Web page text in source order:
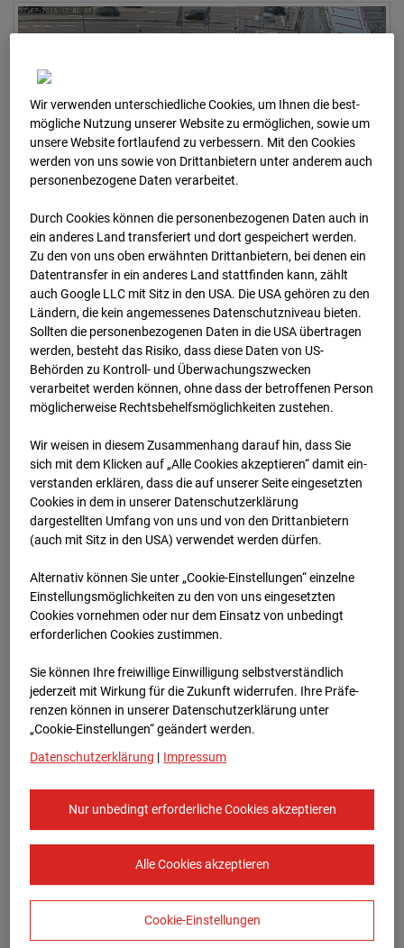
02.07.2026
03.07.2026
Wir verwenden unterschiedliche Cookies, um Ihnen die best­
mögliche Nutzung unserer Website zu ermöglichen, sowie um
unsere Website fortlaufend zu verbessern. Mit den Cookies
werden von uns sowie von Drittanbietern unter anderem auch
personenbezogene Daten verarbeitet.
Durch Cookies können die personenbezogenen Daten auch in
ein anderes Land transferiert und dort gespeichert werden.
Zu den von uns oben erwähnten Drittanbietern, bei denen ein
Datentransfer in ein anderes Land stattfinden kann, zählt
auch Google LLC mit Sitz in den USA. Die USA gehören zu den
Ländern, die kein angemessenes Datenschutzniveau bieten.
Sollten die personenbezogenen Daten in die USA übertragen
werden, besteht das Risiko, dass diese Daten von US-
Behörden zu Kontroll- und Überwachungszwecken
verarbeitet werden können, ohne dass der betroffenen Person
möglicherweise Rechtsbehelfsmöglichkeiten zustehen.
Wir weisen in diesem Zusammenhang darauf hin, dass Sie
sich mit dem Klicken auf „Alle Cookies akzeptieren“ damit ein­
ver­standen erklären, dass die auf unserer Seite eingesetzten
Cookies in dem in unserer Datenschutzerklärung
dargestellten Umfang von uns und von den Drittanbietern
(auch mit Sitz in den USA) verwendet werden dürfen.
Alternativ können Sie unter „Cookie-Einstellungen“ einzelne
Einstellungsmöglichkeiten zu den von uns eingesetzten
Cookies vornehmen oder nur dem Einsatz von unbedingt
erforderlichen Cookies zustimmen.
Sie können Ihre freiwillige Einwilligung selbstverständlich
jederzeit mit Wirkung für die Zukunft widerrufen. Ihre Prä­fe­
renzen können in unserer Datenschutzerklärung unter
„Cookie-Einstellungen“ geändert werden.
Datenschutzerklärung | Impressum
Nur unbedingt erforderliche Cookies akzeptieren
Alle Cookies akzeptieren
Cookie-Einstellungen